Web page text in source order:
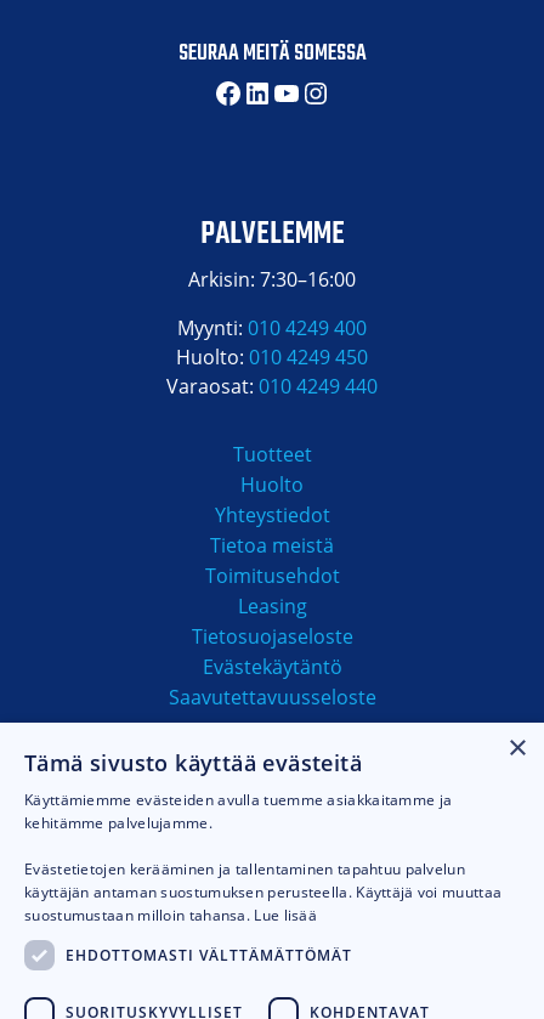
SEURAA MEITÄ SOMESSA
Facebook
LinkedIn
YouTube
Instagram
PALVELEMME
Arkisin: 7:30–16:00
Myynti: 010 4249 400
Huolto: 010 4249 450
Varaosat: 010 4249 440
Tuotteet
Huolto
Yhteystiedot
Tietoa meistä
Toimitusehdot
Leasing
Tietosuojaseloste
Evästekäytäntö
Saavutettavuusseloste
MAKSUTAVAT
×
Tämä sivusto käyttää evästeitä
Käyttämiemme evästeiden avulla tuemme asiakkaitamme ja
kehitämme palvelujamme.
Evästetietojen kerääminen ja tallentaminen tapahtuu palvelun
käyttäjän antaman suostumuksen perusteella. Käyttäjä voi muuttaa
suostumustaan milloin tahansa. Lue lisää
EHDOTTOMASTI VÄLTTÄMÄTTÖMÄT
SUORITUSKYVYLLISET KOHDENTAVAT